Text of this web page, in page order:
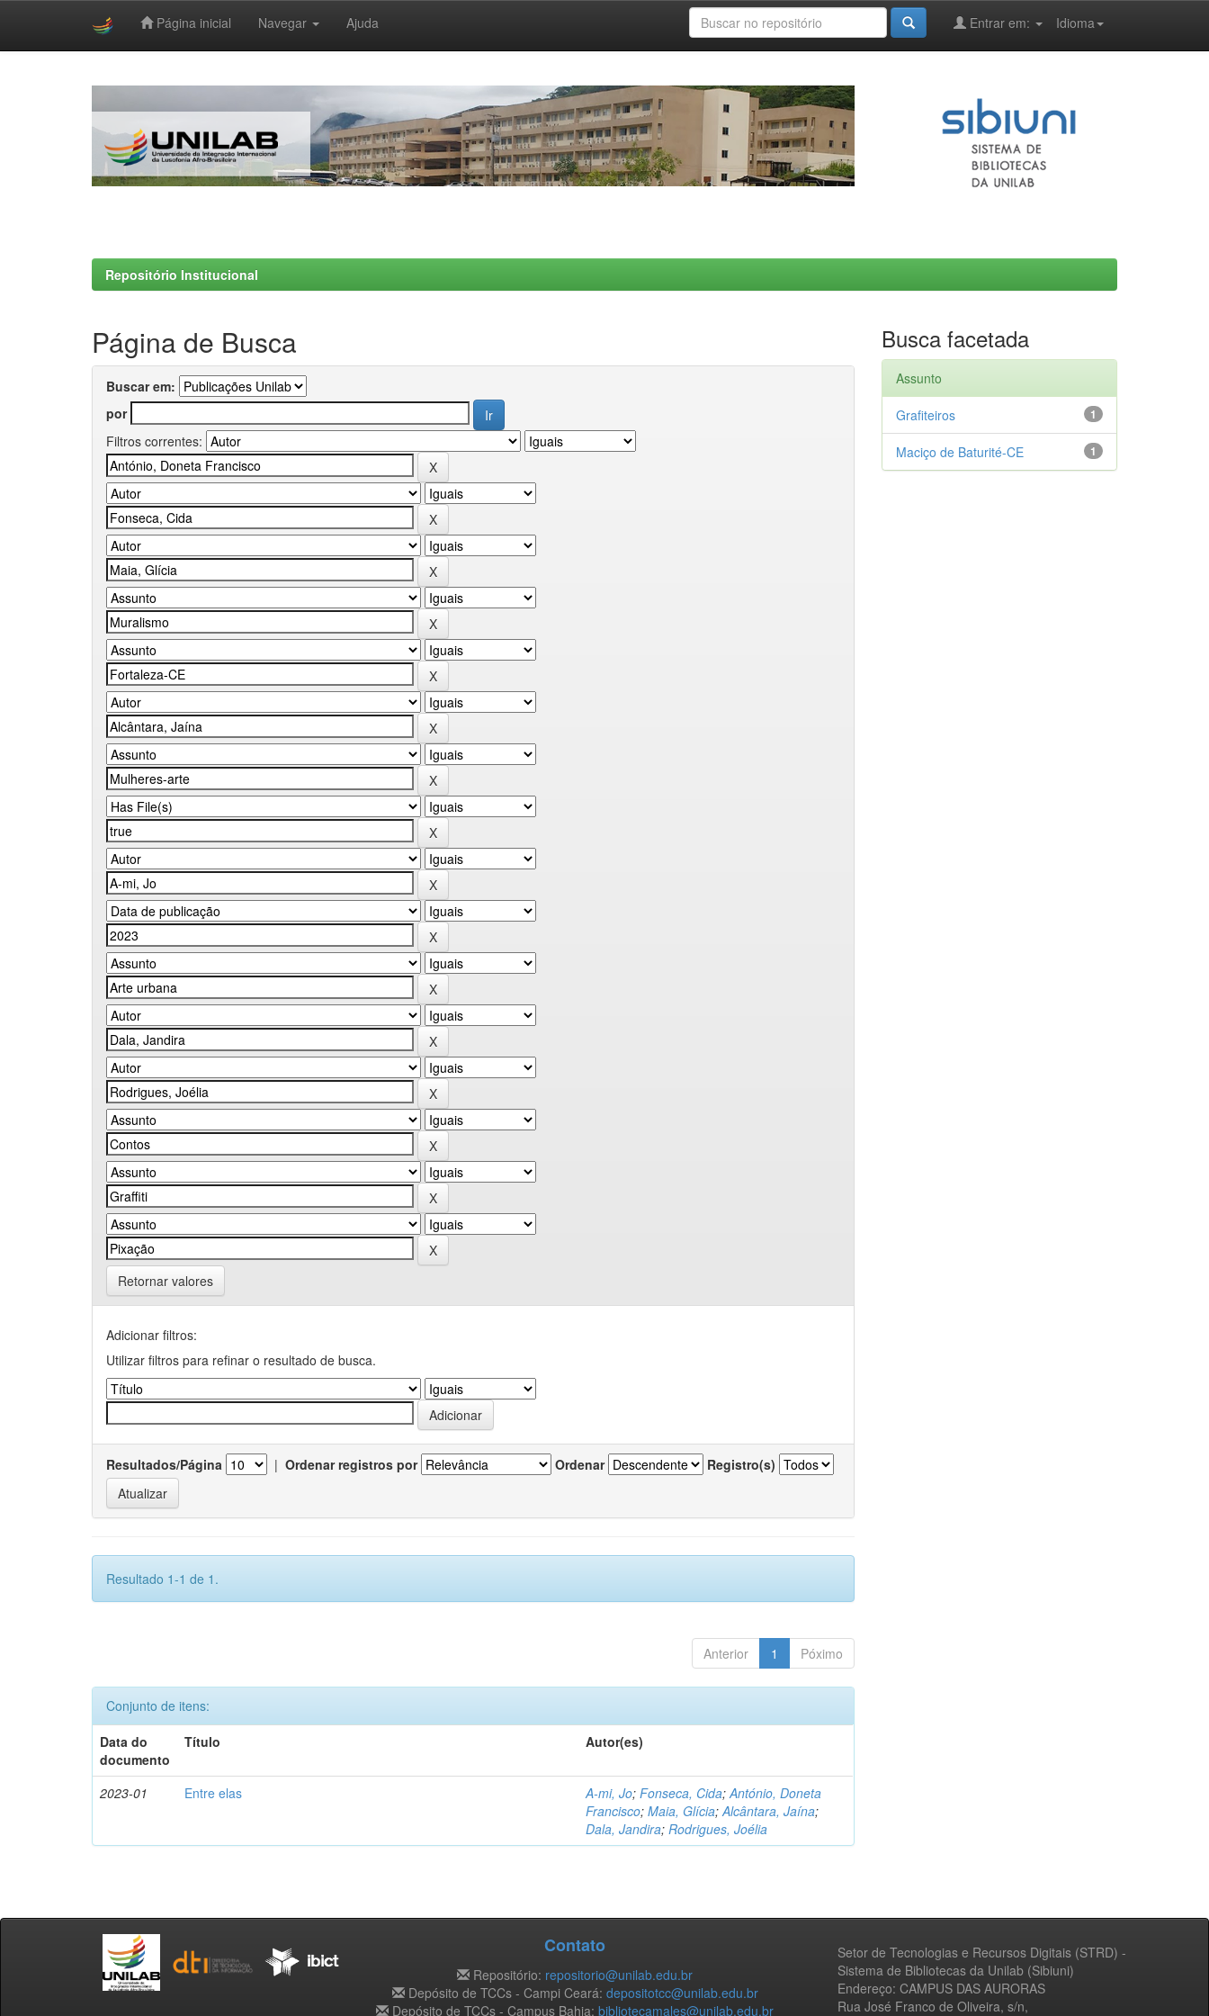
Página inicial Navegar Ajuda Idioma
Entrar em:
Repositório Institucional
Página de Busca
Buscar em:
por
Filtros correntes:
Retornar valores
Adicionar filtros:
Utilizar filtros para refinar o resultado de busca.
Resultados/Página | Ordenar registros por Ordenar Registro(s)
Resultado 1-1 de 1.
Anterior 1 Póximo
Conjunto de itens:
Data do
documento
Título Autor(es)
2023-01 Entre elas A-mi, Jo;Fonseca, Cida;António, Doneta
Francisco;Maia, Glícia;Alcântara, Jaína;
Dala, Jandira;Rodrigues, Joélia
Busca facetada
Assunto
1
Grafiteiros
1
Maciço de Baturité-CE
Setor de Tecnologias e Recursos Digitais (STRD) -
Sistema de Bibliotecas da Unilab (Sibiuni)
Endereço: CAMPUS DAS AURORAS
Rua José Franco de Oliveira, s/n,
Contato
Repositório: repositorio@unilab.edu.br
Depósito de TCCs - Campi Ceará: depositotcc@unilab.edu.br
Depósito de TCCs - Campus Bahia: bibliotecamales@unilab.edu.br